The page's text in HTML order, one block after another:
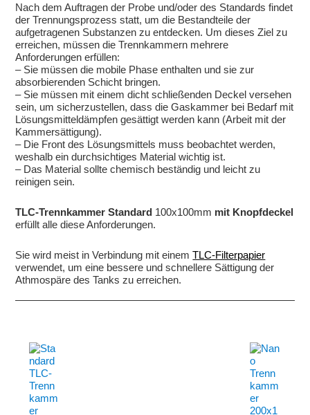
Nach dem Auftragen der Probe und/oder des Standards findet
der Trennungsprozess statt, um die Bestandteile der
aufgetragenen Substanzen zu entdecken. Um dieses Ziel zu
erreichen, müssen die Trennkammern mehrere
Anforderungen erfüllen:
– Sie müssen die mobile Phase enthalten und sie zur
absorbierenden Schicht bringen.
– Sie müssen mit einem dicht schließenden Deckel versehen
sein, um sicherzustellen, dass die Gaskammer bei Bedarf mit
Lösungsmitteldämpfen gesättigt werden kann (Arbeit mit der
Kammersättigung).
– Die Front des Lösungsmittels muss beobachtet werden,
weshalb ein durchsichtiges Material wichtig ist.
– Das Material sollte chemisch beständig und leicht zu
reinigen sein.
TLC-Trennkammer Standard 100x100mm mit Knopfdeckel
erfüllt alle diese Anforderungen.
Sie wird meist in Verbindung mit einemTLC-Filterpapier
verwendet, um eine bessere und schnellere Sättigung der
Athmospäre des Tanks zu erreichen.